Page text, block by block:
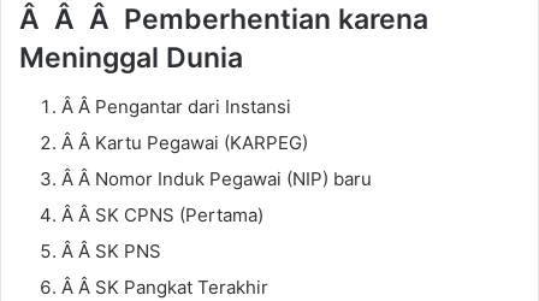
Â Â Â Pemberhentian karena
Meninggal Dunia
Â Â Pengantar dari Instansi
Â Â Kartu Pegawai (KARPEG)
Â Â Nomor Induk Pegawai (NIP) baru
Â Â SK CPNS (Pertama)
Â Â SK PNS
Â Â SK Pangkat Terakhir